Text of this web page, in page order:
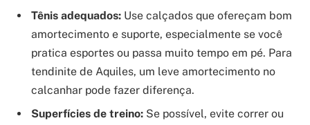
Tênis adequados: Use calçados que ofereçam bom
amortecimento e suporte, especialmente se você
pratica esportes ou passa muito tempo em pé. Para
tendinite de Aquiles, um leve amortecimento no
calcanhar pode fazer diferença.
Superfícies de treino: Se possível, evite correr ou